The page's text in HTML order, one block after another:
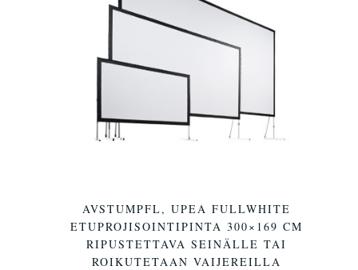
AVSTUMPFL, UPEA FULLWHITE
ETUPROJISOINTIPINTA 300×169 CM
RIPUSTETTAVA SEINÄLLE TAI
ROIKUTETAAN VAIJEREILLA